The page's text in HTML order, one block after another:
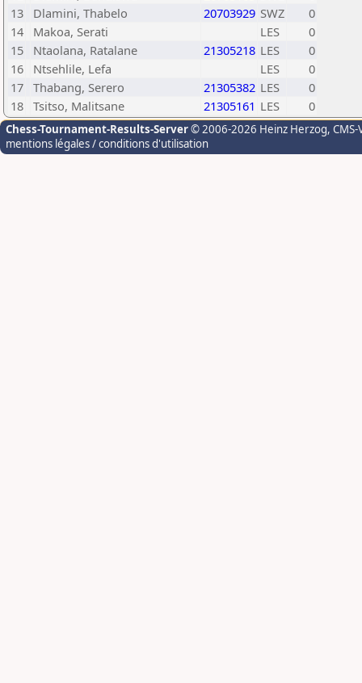
13
Dlamini, Thabelo 20703929 SWZ
0
14
Makoa, Serati LES
0
15
Ntaolana, Ratalane 21305218 LES
0
16
Ntsehlile, Lefa LES
0
17 Thabang, Serero 21305382 LES
0
18 Tsitso, Malitsane 21305161 LES 0
Chess-Tournament-Results-Server© 2006-2026 Heinz Herzog,
mentions légales / conditions d'utilisation